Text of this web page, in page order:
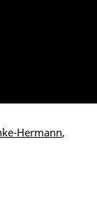
Hermann,